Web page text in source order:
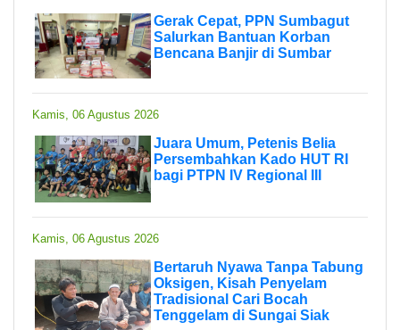
Gerak Cepat, PPN Sumbagut
Salurkan Bantuan Korban
Bencana Banjir di Sumbar
Kamis, 06 Agustus 2026
Juara Umum, Petenis Belia
Persembahkan Kado HUT RI
bagi PTPN IV Regional III
Kamis, 06 Agustus 2026
Bertaruh Nyawa Tanpa Tabung
Oksigen, Kisah Penyelam
Tradisional Cari Bocah
Tenggelam di Sungai Siak